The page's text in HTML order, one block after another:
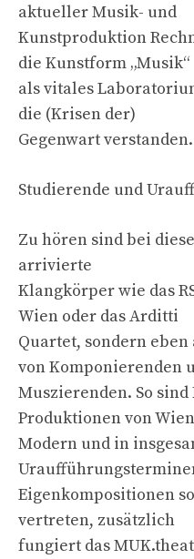
aktueller Musik- und
Kunstproduktion
die Kunstform „Musik“
als vitales
die (Krisen der)
Gegenwart verstanden.
Studierende und
Zu hören sind bei
arrivierte
Klangkörper wie das
Wien oder das Arditti
Quartet, sondern
von Komponierenden
Muszierenden. So
Produktionen von Wien
Modern und in
Eigenkompositionen
vertreten, zusätzlich
fungiert das